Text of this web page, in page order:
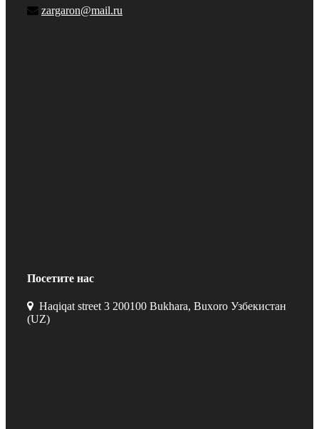
zargaron@mail.ru
Посетите нас
Haqiqat street 3 200100 Bukhara, Buxoro Узбекистан
(UZ)